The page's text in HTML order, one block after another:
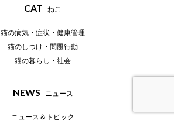
CAT ねこ
猫の病気・症状・健康管理
猫のしつけ・問題行動
猫の暮らし・社会
NEWS ニュース
ニュース＆トピック